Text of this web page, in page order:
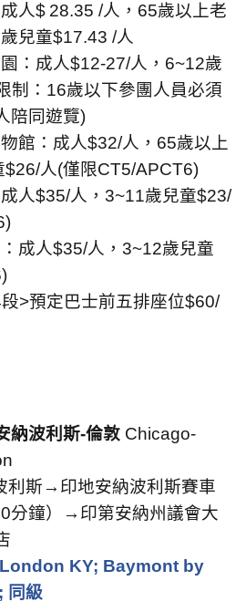
人$ 28.35 /人， 65歲以上老
歲兒童$17.43 /人
：成人$12-27/人， 6~12歲
制： 16歲以下參團人員必須
陪同遊覽)
館：成人$32/人， 65歲以上
$26/人(僅限CT5/APCT6)
人$35/人， 3~11歲兒童$23/
成人$35/人， 3~12歲兒童
段>預定巴士前五排座位$60/
納波利斯-倫敦 Chicago-
利斯→印地安納波利斯賽車
分鐘）→印第安納州議會大
KY; Baymont by
同級